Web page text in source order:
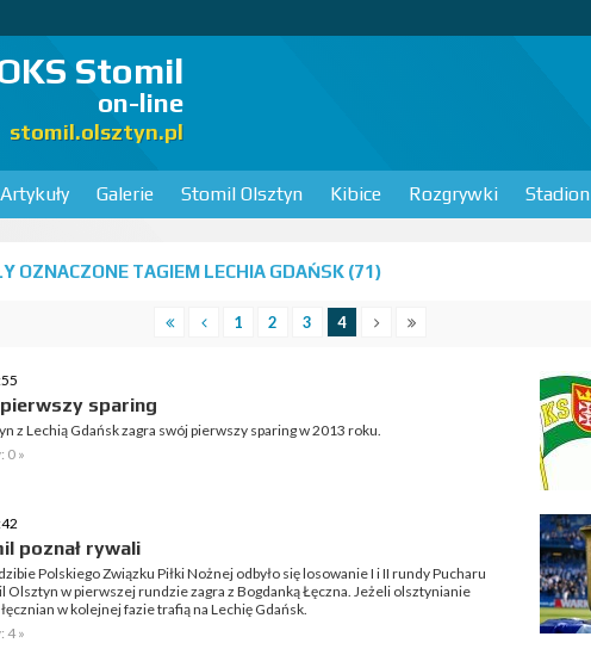
Stomil
on-line
stomil.olsztyn.pl
Artykuły Galerie Stomil Olsztyn Kibice Rozgrywki Stadion
OZNACZONE TAGIEM LECHIA GDAŃSK (71)
1 2 3 4
pierwszy sparing
z Lechią Gdańsk zagra swój pierwszy sparing w 2013 roku.
0 »
poznał rywali
Polskiego Związku Piłki Nożnej odbyło się losowanie I i II rundy Pucharu
Olsztyn w pierwszej rundzie zagra z Bogdanką Łęczna. Jeżeli olsztynianie
w kolejnej fazie trafią na Lechię Gdańsk.
4 »